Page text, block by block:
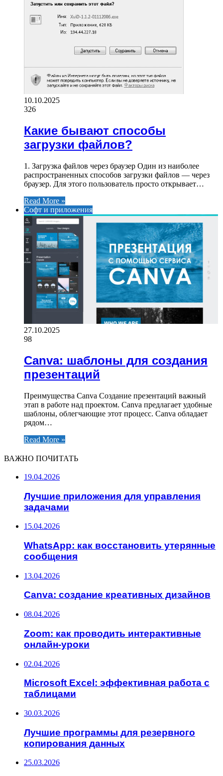
10.10.2025
326
Какие бывают способы
загрузки файлов?
1. Загрузка файлов через браузер Один из наиболее
распространенных способов загрузки файлов — через
браузер. Для этого пользователь просто открывает…
Read More »
Софт и приложения
27.10.2025
98
Canva: шаблоны для создания
презентаций
Преимущества Canva Создание презентаций важный
этап в работе над проектом. Canva предлагает удобные
шаблоны, облегчающие этот процесс. Canva обладает
рядом…
Read More »
ВАЖНО ПОЧИТАТЬ
19.04.2026
Лучшие приложения для управления
задачами
15.04.2026
WhatsApp: как восстановить утерянные
сообщения
13.04.2026
Canva: создание креативных дизайнов
08.04.2026
Zoom: как проводить интерактивные
онлайн-уроки
02.04.2026
Microsoft Excel: эффективная работа с
таблицами
30.03.2026
Лучшие программы для резервного
копирования данных
25.03.2026